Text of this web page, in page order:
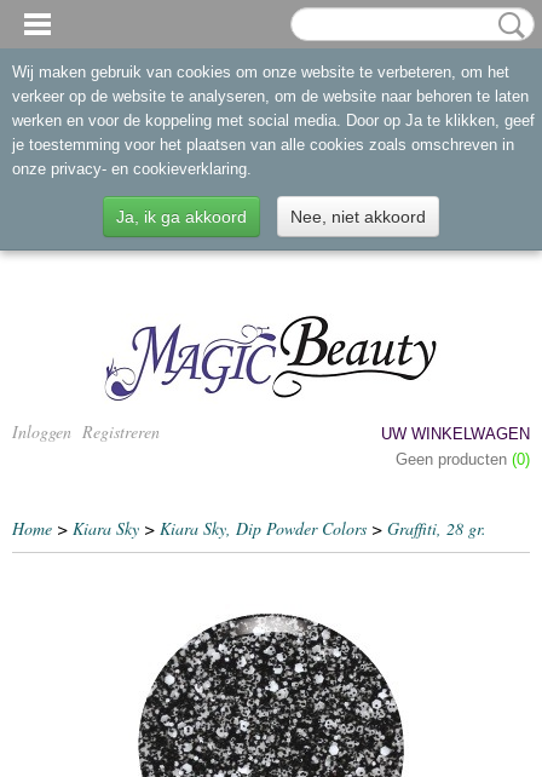
Inloggen Registreren
UW WINKELWAGEN
Geen producten (0)
Home > Kiara Sky > Kiara Sky, Dip Powder Colors > Graffiti, 28 gr.
Wij maken gebruik van cookies om onze website te verbeteren, om het
verkeer op de website te analyseren, om de website naar behoren te laten
werken en voor de koppeling met social media. Door op Ja te klikken, geef
je toestemming voor het plaatsen van alle cookies zoals omschreven in
onze privacy- en cookieverklaring.
Ja, ik ga akkoord Nee, niet akkoord